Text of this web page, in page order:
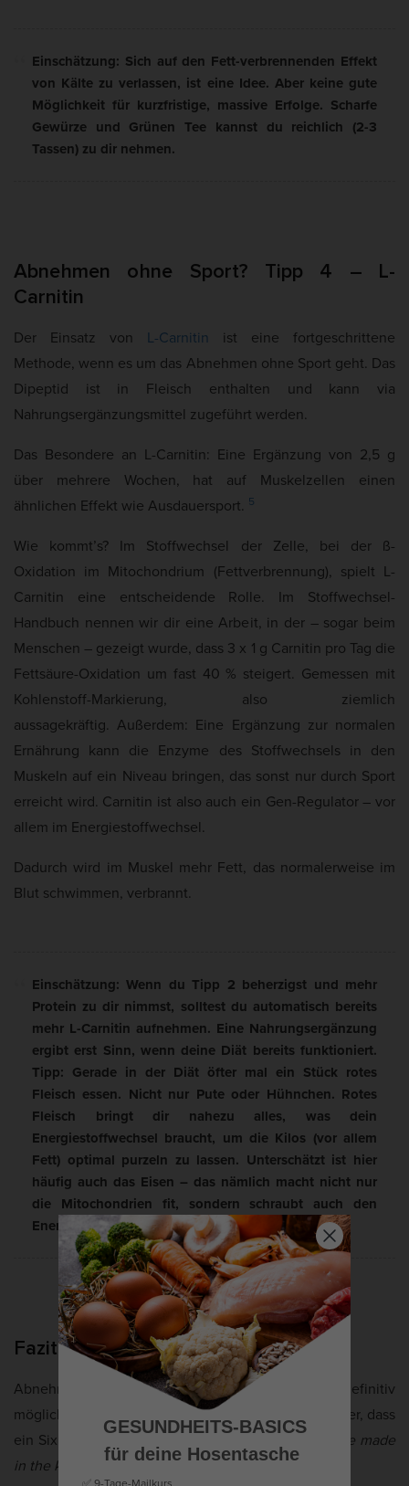
Einschätzung: Sich auf den Fett-verbrennenden Effekt
von Kälte zu verlassen, ist eine Idee. Aber keine gute
Möglichkeit für kurzfristige, massive Erfolge. Scharfe
Gewürze und Grünen Tee kannst du reichlich (2-3
Tassen) zu dir nehmen.
Abnehmen ohne Sport? Tipp 4 – L-
Carnitin
Der Einsatz von L-Carnitin ist eine fortgeschrittene
Methode, wenn es um das Abnehmen ohne Sport geht. Das
Dipeptid ist in Fleisch enthalten und kann via
Nahrungsergänzungsmittel zugeführt werden.
Das Besondere an L-Carnitin: Eine Ergänzung von 2,5 g
über mehrere Wochen, hat auf Muskelzellen einen
ähnlichen Effekt wie Ausdauersport. 5
Wie kommt’s? Im Stoffwechsel der Zelle, bei der ß-
Oxidation im Mitochondrium (Fettverbrennung), spielt L-
Carnitin eine entscheidende Rolle. Im Stoffwechsel-
Handbuch nennen wir dir eine Arbeit, in der – sogar beim
Menschen – gezeigt wurde, dass 3 x 1 g Carnitin pro Tag die
Fettsäure-Oxidation um fast 40 % steigert. Gemessen mit
Kohlenstoff-Markierung, also ziemlich
aussagekräftig. Außerdem: Eine Ergänzung zur normalen
Ernährung kann die Enzyme des Stoffwechsels in den
Muskeln auf ein Niveau bringen, das sonst nur durch Sport
erreicht wird. Carnitin ist also auch ein Gen-Regulator – vor
allem im Energiestoffwechsel.
Dadurch wird im Muskel mehr Fett, das normalerweise im
Blut schwimmen, verbrannt.
Einschätzung: Wenn du Tipp 2 beherzigst und mehr
Protein zu dir nimmst, solltest du automatisch bereits
mehr L-Carnitin aufnehmen. Eine Nahrungsergänzung
ergibt erst Sinn, wenn deine Diät bereits funktioniert.
Tipp: Gerade in der Diät öfter mal ein Stück rotes
Fleisch essen. Nicht nur Pute oder Hühnchen. Rotes
Fleisch bringt dir nahezu alles, was dein
Energiestoffwechsel braucht, um die Kilos (vor allem
Fett) optimal purzeln zu lassen. Unterschätzt ist hier
häufig auch das Eisen – das nämlich macht nicht nur
die Mitochondrien fit, sondern schraubt auch den
Energieverbrauch nach oben.
Fazit
Abnehmen ohne Sport betreiben zu müssen, ist definitiv
möglich. Nicht umsonst heißt es unter Fitness-Sportler, dass
ein Sixpack in der Küche gemacht wird (engl.
abs are made
in the kitchen
).
GESUNDHEITS-BASICS
für deine Hosentasche